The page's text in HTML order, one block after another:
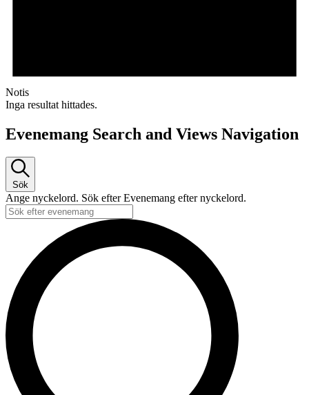
Notis
Inga resultat hittades.
Evenemang Search and Views Navigation
Sök
Ange nyckelord. Sök efter Evenemang efter nyckelord.